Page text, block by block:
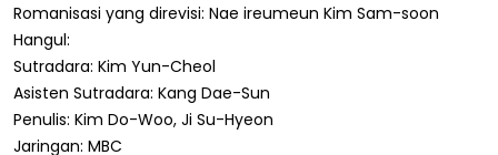
Romanisasi yang direvisi: Nae ireumeun Kim Sam-soon
Hangul:
Sutradara: Kim Yun-Cheol
Asisten Sutradara: Kang Dae-Sun
Penulis: Kim Do-Woo, Ji Su-Hyeon
Jaringan: MBC